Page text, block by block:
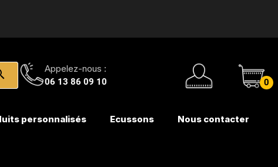
Appelez-nous :
06 13 86 09 10 0
personnalisés Ecussons Nous contacter